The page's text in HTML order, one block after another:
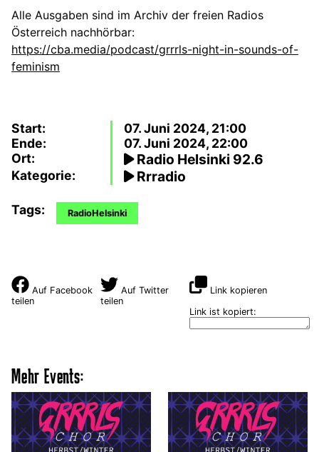
Alle Ausgaben sind im Archiv der freien Radios
Österreich nachhörbar:
https://cba.media/podcast/grrrls-night-in-sounds-of-
feminism
Start:
07. Juni 2024, 21:00
Ende:
07. Juni 2024, 22:00
Ort:
Radio Helsinki 92.6
Kategorie: Rrradio
Tags: RadioHelsinki
Auf Facebook
teilen
Auf Twitter
teilen
Link kopieren
Link ist kopiert:
Mehr Events: